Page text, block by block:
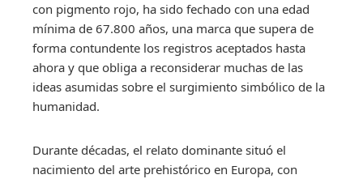
con pigmento rojo, ha sido fechado con una edad
mínima de 67.800 años, una marca que supera de
forma contundente los registros aceptados hasta
ahora y que obliga a reconsiderar muchas de las
ideas asumidas sobre el surgimiento simbólico de la
humanidad.
Durante décadas, el relato dominante situó el
nacimiento del arte prehistórico en Europa, con